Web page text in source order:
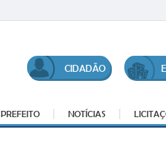
CIDADÃO
PREFEITO NOTÍCIAS